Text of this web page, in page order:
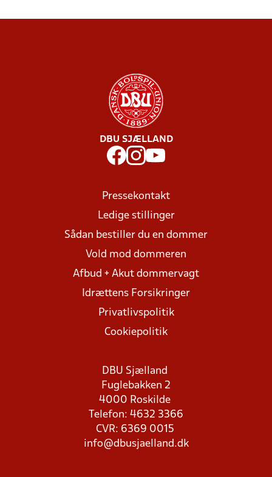
DBU SJÆLLAND
Pressekontakt
Ledige stillinger
Sådan bestiller du en dommer
Vold mod dommeren
Afbud + Akut dommervagt
Idrættens Forsikringer
Privatlivspolitik
Cookiepolitik
DBU Sjælland
Fuglebakken 2
4000 Roskilde
Telefon: 4632 3366
CVR: 6369 0015
info@dbusjaelland.dk